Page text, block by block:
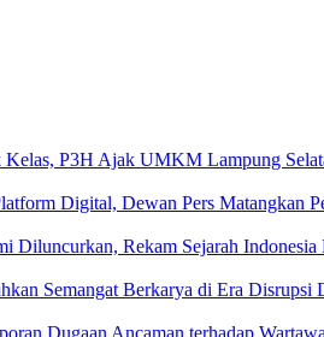
Kelas, P3H Ajak UMKM Lampung
Digital, Dewan Pers Matangkan
Diluncurkan, Rekam Sejarah Indonesia
Semangat Berkarya di Era Disrupsi
Dugaan Ancaman terhadap